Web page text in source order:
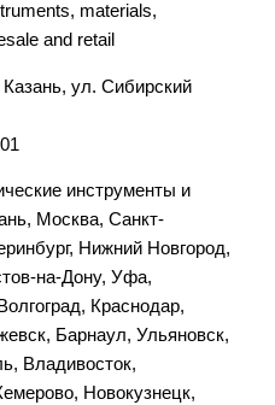
materials,
and retail
ул. Сибирский
инструменты и
Москва, Санкт-
Нижний Новгород,
на-Дону, Уфа,
Краснодар,
Барнаул, Ульяновск,
Владивосток,
Новокузнецк,